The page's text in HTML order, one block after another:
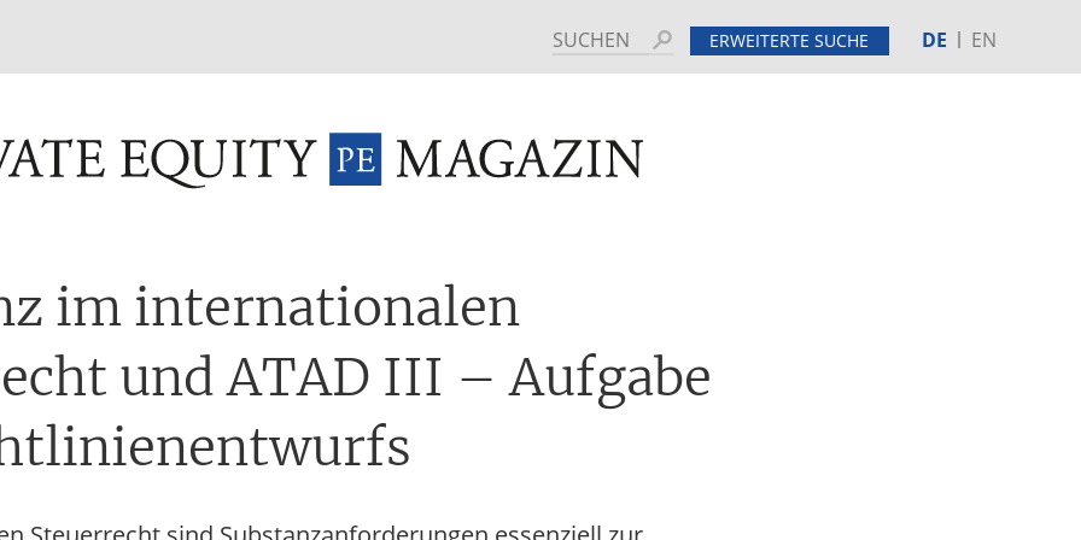
Suchen ERWEITERTE SUCHE DE EN
INVESTMENT FUNDS M&A TAX GLOSSAR TERMINE HINTERGRUND
im internationalen
und ATAD III – Aufgabe